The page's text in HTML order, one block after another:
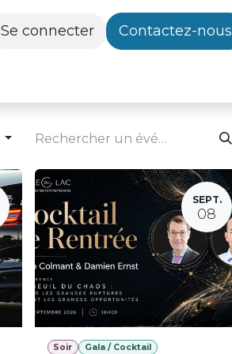
Se connecter Contactez-nous
SEPT.
08
Soir Gala / Cocktail